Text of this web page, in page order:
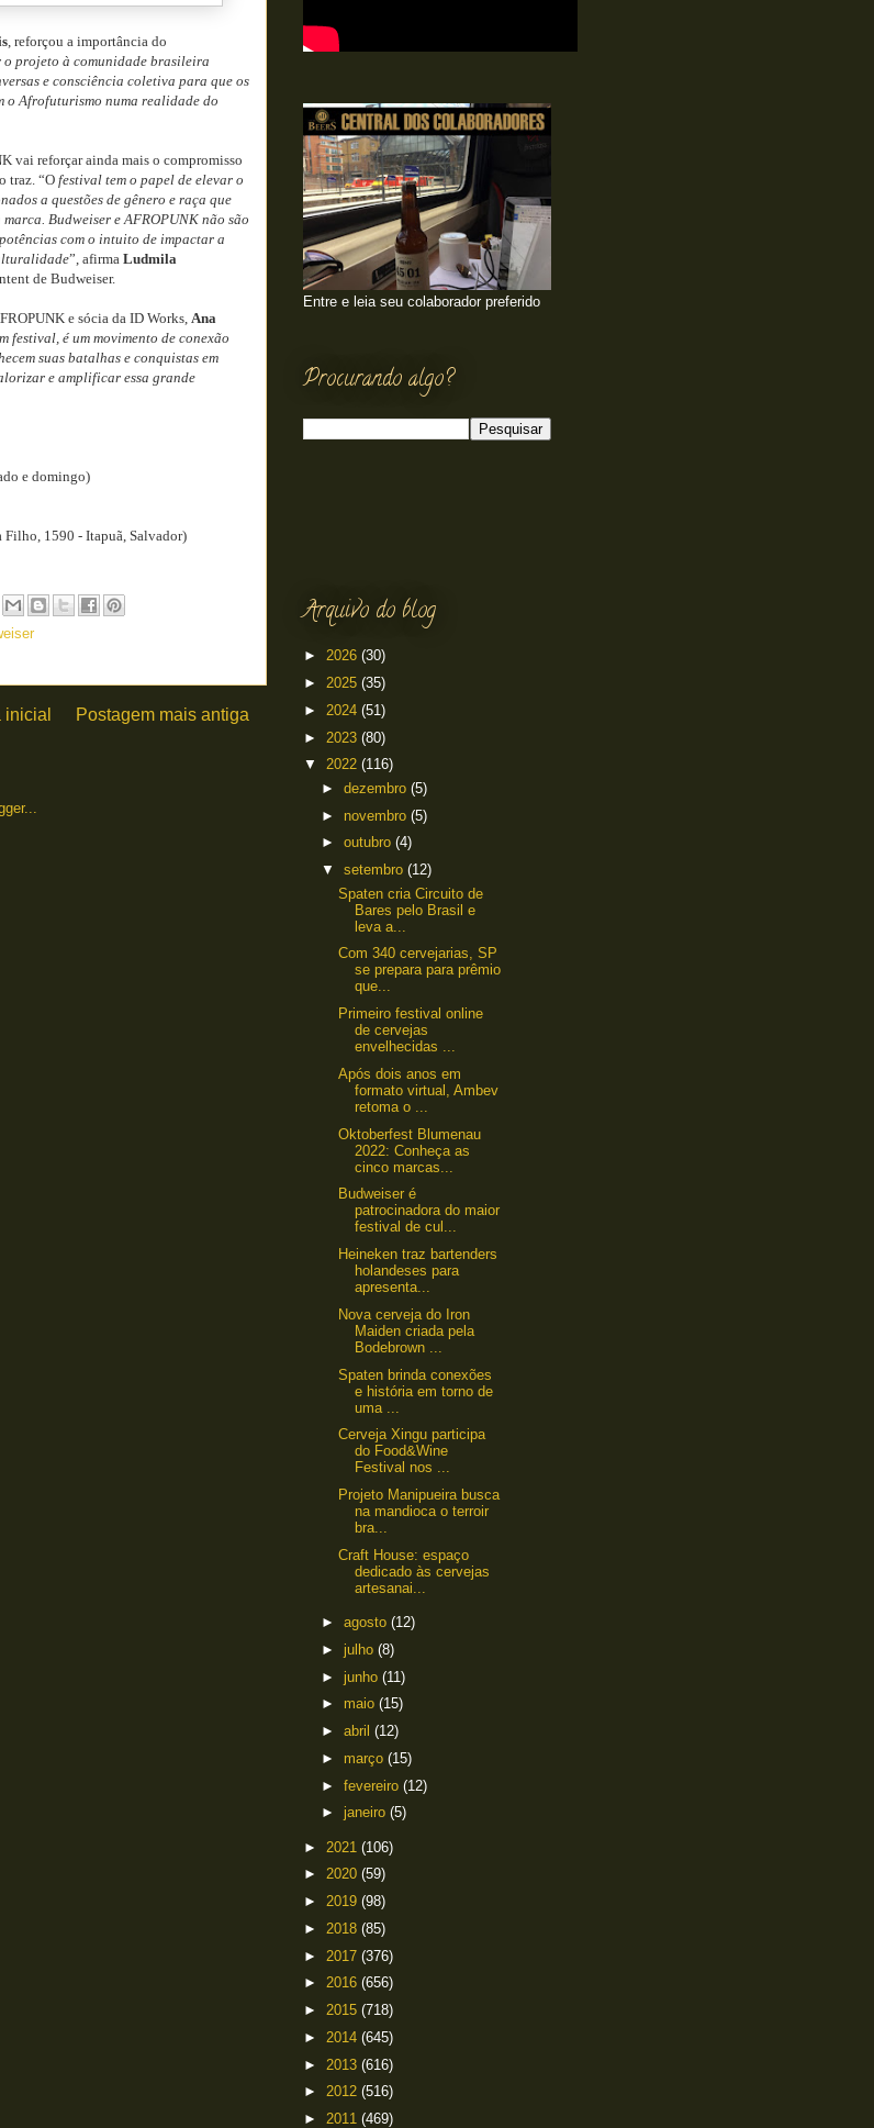
, reforçou a importância do
projeto à comunidade brasileira
e consciência coletiva para que os
o Afrofuturismo numa realidade do
vai reforçar ainda mais o compromisso
traz. “Ofestival tem o papel de elevar o
a questões de gênero e raça que
Budweiser e AFROPUNK não são
com o intuito de impactar a
”, afirma Ludmila
de Budweiser.
e sócia da ID Works,Ana
festival, é um movimento de conexão
suas batalhas e conquistas em
e amplificar essa grande
e domingo)
Filho, 1590 - Itapuã, Salvador)
Postagem mais antiga
inicial
Entre e leia seu colaborador preferido
Procurando algo?
Arquivo do blog
► 2026 (30)
► 2025 (35)
► 2024 (51)
► 2023 (80)
▼ 2022 (116)
► dezembro (5)
► novembro (5)
► outubro (4)
▼ setembro (12)
Spaten cria Circuito de
Bares pelo Brasil e
leva a...
Com 340 cervejarias, SP
se prepara para prêmio
que...
Primeiro festival online
de cervejas
envelhecidas ...
Após dois anos em
formato virtual, Ambev
retoma o ...
Oktoberfest Blumenau
2022: Conheça as
cinco marcas...
Budweiser é
patrocinadora do maior
festival de cul...
Heineken traz bartenders
holandeses para
apresenta...
Nova cerveja do Iron
Maiden criada pela
Bodebrown ...
Spaten brinda conexões
e história em torno de
uma ...
Cerveja Xingu participa
do Food&Wine
Festival nos ...
Projeto Manipueira busca
na mandioca o terroir
bra...
Craft House: espaço
dedicado às cervejas
artesanai...
► agosto (12)
► julho (8)
► junho (11)
► maio (15)
► abril (12)
► março (15)
► fevereiro (12)
► janeiro (5)
► 2021 (106)
► 2020 (59)
► 2019 (98)
► 2018 (85)
► 2017 (376)
► 2016 (656)
► 2015 (718)
► 2014 (645)
► 2013 (616)
► 2012 (516)
► 2011 (469)